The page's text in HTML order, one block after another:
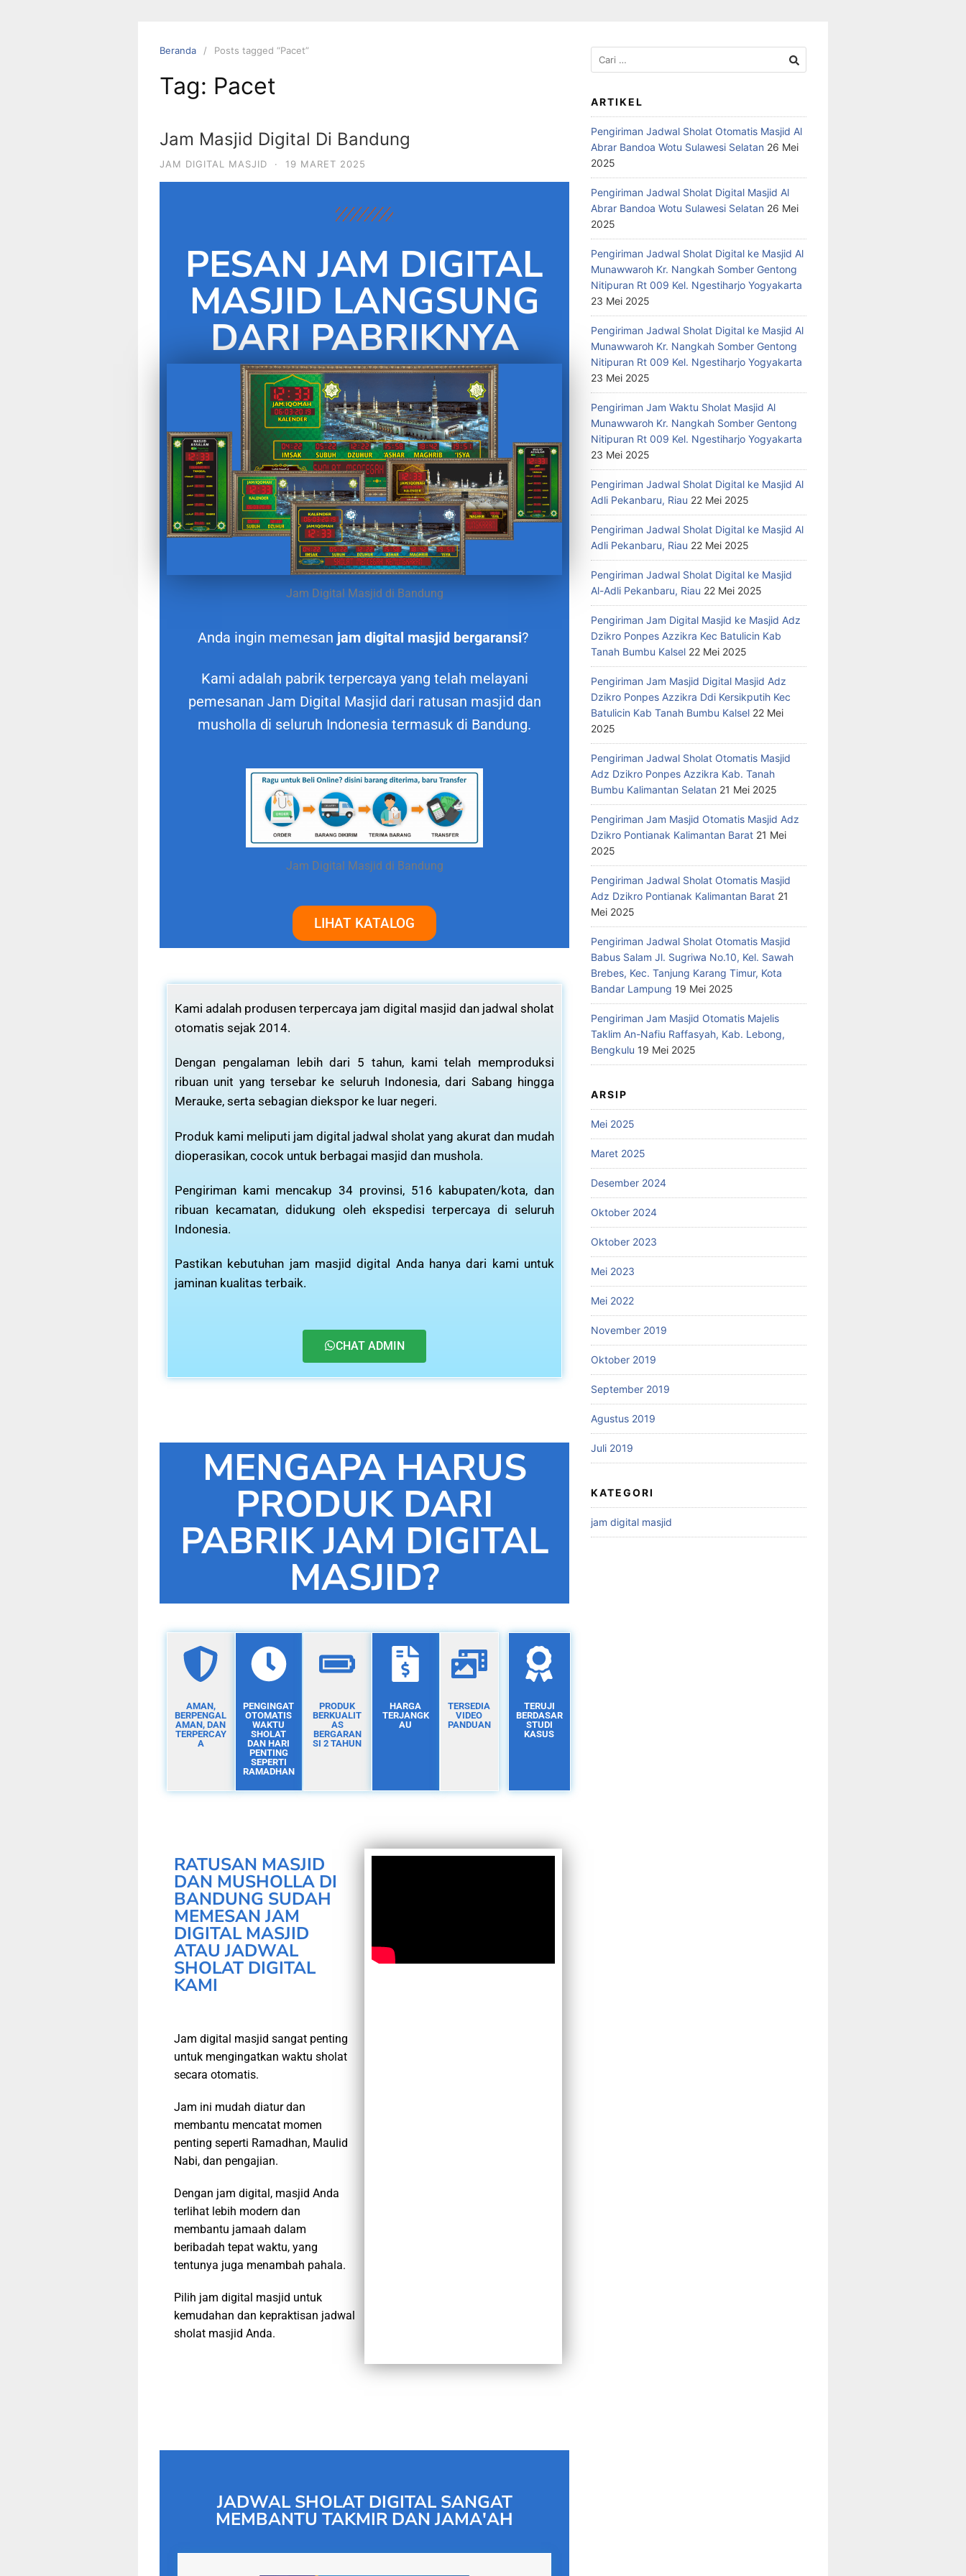
Beranda Posts tagged “Pacet”
Tag: Pacet
Jam Masjid Digital Di Bandung
JAM DIGITAL MASJID · 19 MARET 2025
PESAN JAM DIGITAL
MASJID LANGSUNG
DARI PABRIKNYA
Jam Digital Masjid di Bandung
Anda ingin memesan jam digital masjid bergaransi?
Kami adalah pabrik terpercaya yang telah melayani
pemesanan Jam Digital Masjid dari ratusan masjid dan
musholla di seluruh Indonesia termasuk di Bandung.
Jam Digital Masjid di Bandung
LIHAT KATALOG
Kami adalah produsen terpercaya jam digital masjid dan jadwal sholat
otomatis sejak 2014.
Dengan pengalaman lebih dari 5 tahun, kami telah memproduksi
ribuan unit yang tersebar ke seluruh Indonesia, dari Sabang hingga
Merauke, serta sebagian diekspor ke luar negeri.
Produk kami meliputi jam digital jadwal sholat yang akurat dan mudah
dioperasikan, cocok untuk berbagai masjid dan mushola.
Pengiriman kami mencakup 34 provinsi, 516 kabupaten/kota, dan
ribuan kecamatan, didukung oleh ekspedisi terpercaya di seluruh
Indonesia.
Pastikan kebutuhan jam masjid digital Anda hanya dari kami untuk
jaminan kualitas terbaik.
CHAT ADMIN
MENGAPA HARUS
PRODUK DARI
PABRIK JAM DIGITAL
MASJID?
AMAN,
BERPENGAL
AMAN, DAN
TERPERCAY
A
PENGINGAT
OTOMATIS
WAKTU
SHOLAT
DAN HARI
PENTING
SEPERTI
RAMADHAN
PRODUK
BERKUALIT
AS
BERGARAN
SI 2 TAHUN
HARGA
TERJANGK
AU
TERSEDIA
VIDEO
PANDUAN
TERUJI
BERDASAR
STUDI
KASUS
RATUSAN MASJID
DAN MUSHOLLA DI
BANDUNG SUDAH
MEMESAN JAM
DIGITAL MASJID
ATAU JADWAL
SHOLAT DIGITAL
KAMI
Jam digital masjid sangat penting
untuk mengingatkan waktu sholat
secara otomatis.
Jam ini mudah diatur dan
membantu mencatat momen
penting seperti Ramadhan, Maulid
Nabi, dan pengajian.
Dengan jam digital, masjid Anda
terlihat lebih modern dan
membantu jamaah dalam
beribadah tepat waktu, yang
tentunya juga menambah pahala.
Pilih jam digital masjid untuk
kemudahan dan kepraktisan jadwal
sholat masjid Anda.
JADWAL SHOLAT DIGITAL SANGAT
MEMBANTU TAKMIR DAN JAMA'AH
ARTIKEL
Pengiriman Jadwal Sholat Otomatis Masjid Al
Abrar Bandoa Wotu Sulawesi Selatan 26 Mei
2025
Pengiriman Jadwal Sholat Digital Masjid Al
Abrar Bandoa Wotu Sulawesi Selatan 26 Mei
2025
Pengiriman Jadwal Sholat Digital ke Masjid Al
Munawwaroh Kr. Nangkah Somber Gentong
Nitipuran Rt 009 Kel. Ngestiharjo Yogyakarta
23 Mei 2025
Pengiriman Jadwal Sholat Digital ke Masjid Al
Munawwaroh Kr. Nangkah Somber Gentong
Nitipuran Rt 009 Kel. Ngestiharjo Yogyakarta
23 Mei 2025
Pengiriman Jam Waktu Sholat Masjid Al
Munawwaroh Kr. Nangkah Somber Gentong
Nitipuran Rt 009 Kel. Ngestiharjo Yogyakarta
23 Mei 2025
Pengiriman Jadwal Sholat Digital ke Masjid Al
Adli Pekanbaru, Riau 22 Mei 2025
Pengiriman Jadwal Sholat Digital ke Masjid Al
Adli Pekanbaru, Riau 22 Mei 2025
Pengiriman Jadwal Sholat Digital ke Masjid
Al-Adli Pekanbaru, Riau 22 Mei 2025
Pengiriman Jam Digital Masjid ke Masjid Adz
Dzikro Ponpes Azzikra Kec Batulicin Kab
Tanah Bumbu Kalsel 22 Mei 2025
Pengiriman Jam Masjid Digital Masjid Adz
Dzikro Ponpes Azzikra Ddi Kersikputih Kec
Batulicin Kab Tanah Bumbu Kalsel 22 Mei
2025
Pengiriman Jadwal Sholat Otomatis Masjid
Adz Dzikro Ponpes Azzikra Kab. Tanah
Bumbu Kalimantan Selatan 21 Mei 2025
Pengiriman Jam Masjid Otomatis Masjid Adz
Dzikro Pontianak Kalimantan Barat 21 Mei
2025
Pengiriman Jadwal Sholat Otomatis Masjid
Adz Dzikro Pontianak Kalimantan Barat 21
Mei 2025
Pengiriman Jadwal Sholat Otomatis Masjid
Babus Salam Jl. Sugriwa No.10, Kel. Sawah
Brebes, Kec. Tanjung Karang Timur, Kota
Bandar Lampung 19 Mei 2025
Pengiriman Jam Masjid Otomatis Majelis
Taklim An-Nafiu Raffasyah, Kab. Lebong,
Bengkulu 19 Mei 2025
ARSIP
Mei 2025
Maret 2025
Desember 2024
Oktober 2024
Oktober 2023
Mei 2023
Mei 2022
November 2019
Oktober 2019
September 2019
Agustus 2019
Juli 2019
KATEGORI
jam digital masjid